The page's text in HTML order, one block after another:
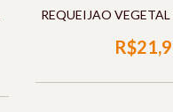
REQUEIJAO